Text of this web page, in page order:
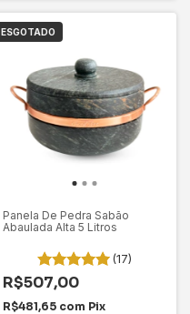
ESGOTADO
Panela De Pedra Sabão
Abaulada Alta 5 Litros
(17)
R$507,00
R$481,65 com Pix